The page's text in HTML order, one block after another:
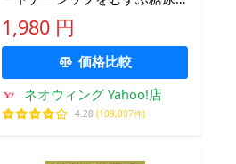
病療養援助 Vol.12No.8(2015-
8)/メディカ出版
1,980 円
価格比較
ネオウィング Yahoo!店
4.28 (109,007件)